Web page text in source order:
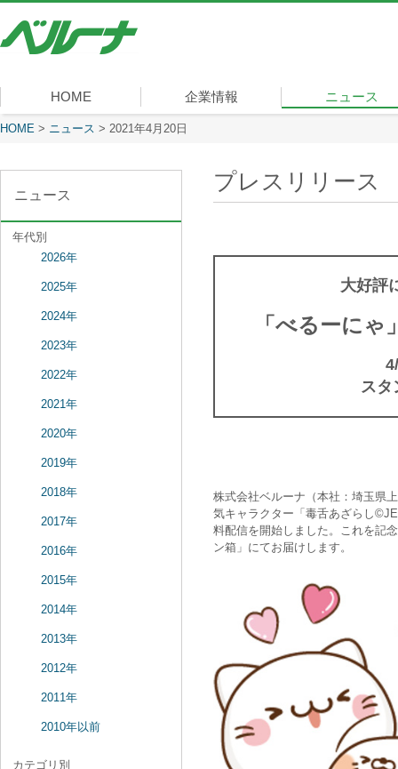
式
ベ
ル
ー
HOME 企業情報
社長メッセージ
会社概要
経営理念
沿革
組織図
事業内容
役員一覧
所在地
ニュース
現在表示しているページ
HOME > ニュース > 2021年4月20日
プレスリリース
大好評
「べるーに
スタ
株式会社ベルーナ（本社：埼玉県
気キャラクター「毒舌あざらし
料配信を開始しました。これを記
ン箱」にてお届けします。
ニュース
年代別
2026年
2025年
2024年
2023年
2022年
2021年
2020年
2019年
2018年
2017年
2016年
2015年
2014年
2013年
2012年
2011年
2010年以前
カテゴリ別